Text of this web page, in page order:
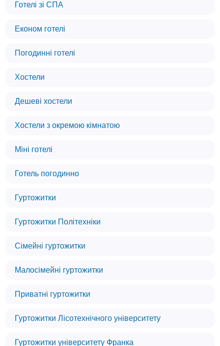
Готелі зі СПА
Економ готелі
Погодинні готелі
Хостели
Дешеві хостели
Хостели з окремою кімнатою
Міні готелі
Готель погодинно
Гуртожитки
Гуртожитки Політехніки
Сімейні гуртожитки
Малосімейні гуртожитки
Приватні гуртожитки
Гуртожитки Лісотехнічного університету
Гуртожитки університету Франка